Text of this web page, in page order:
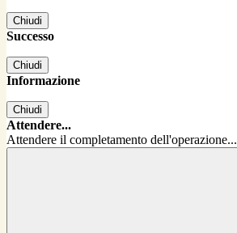
Chiudi
Successo
Chiudi
Informazione
Chiudi
Attendere...
Attendere il completamento dell'operazione...